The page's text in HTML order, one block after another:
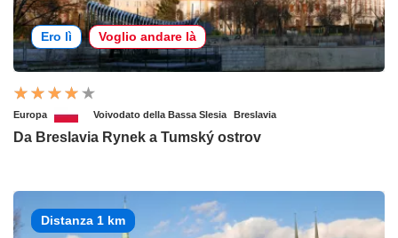
Ero lì Voglio andare là
Europa Voivodato della Bassa Slesia Breslavia
Da Breslavia Rynek a Tumský ostrov
Distanza 1 km